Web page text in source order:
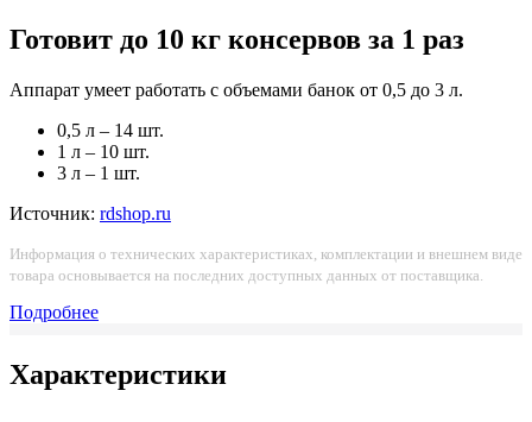
Готовит до 10 кг консервов за 1 раз
Аппарат умеет работать с объемами банок от 0,5 до 3 л.
0,5 л – 14 шт.
1 л – 10 шт.
3 л – 1 шт.
Источник: rdshop.ru
Информация о технических характеристиках, комплектации и внешнем виде
товара основывается на последних доступных данных от поставщика.
Подробнее
Характеристики